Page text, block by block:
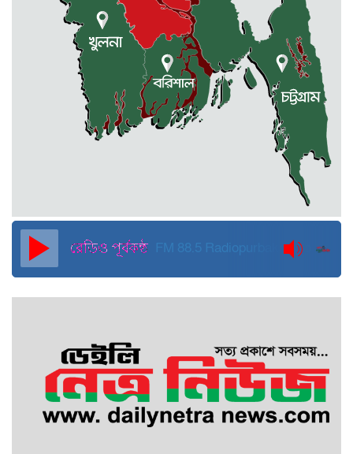
কুড়িগ্রামে বন্যাদুর্গতদের জন্য বরাদ্দকৃত
৩০ মেট্রিক টন চাল,একমুঠোও জোটেনি
ক্ষতিগ্রস্ত মানুষের ভাগ্যে
জুলাই ব্যবসা ও হাদি ব্যবসা চালু রাখতে
হবে: মাহমুদা মিতু
দুবাইয়ে কারাগার থেকে মুক্তি পেয়েছেন
পুলিশের সাবেক মহাপরিদর্শক বেনজীর
আহমেদ
FM 88.5 Radiopurbakantho